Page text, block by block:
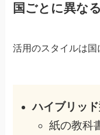
国ごとに異な
活用のスタイルは国
ハイブリッド
紙の教科